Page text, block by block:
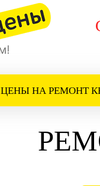
ЦЕНЫ НА РЕМОНТ